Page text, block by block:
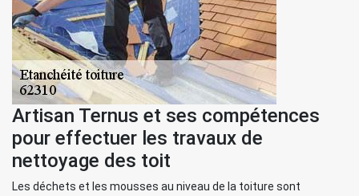
Artisan Ternus et ses compétences
pour effectuer les travaux de
nettoyage des toit
Les déchets et les mousses au niveau de la toiture sont